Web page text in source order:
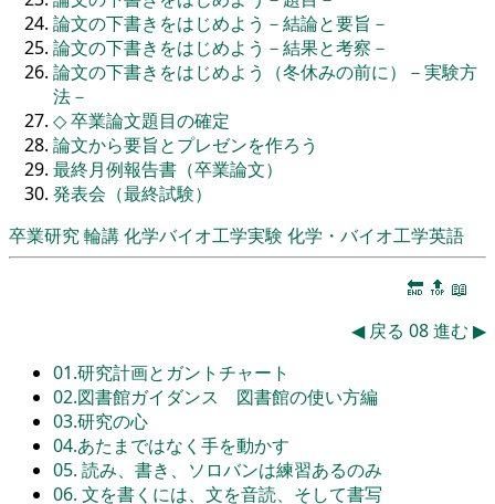
論文の下書きをはじめよう－結論と要旨－
論文の下書きをはじめよう－結果と考察－
論文の下書きをはじめよう（冬休みの前に）－実験方
法－
◇卒業論文題目の確定
論文から要旨とプレゼンを作ろう
最終月例報告書（卒業論文）
発表会（最終試験）
卒業研究輪講化学バイオ工学実験 化学・バイオ工学英語
🔚 🔝 📖
◀ 戻る 08進む ▶
01.研究計画とガントチャート
02.図書館ガイダンス 図書館の使い方編
03.研究の心
04.あたまではなく手を動かす
05. 読み、書き、ソロバンは練習あるのみ
06. 文を書くには、文を音読、そして書写